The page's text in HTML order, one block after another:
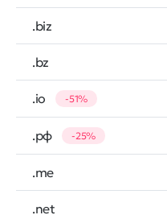
.biz
.bz
.io -51%
.рф -25%
.me
.net